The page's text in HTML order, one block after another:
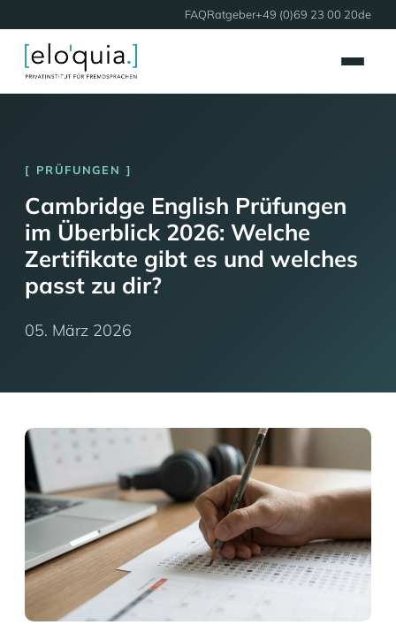
FAQRatgeber+49 (0)69 23 00 20de
PRÜFUNGEN
Cambridge English Prüfungen
im Überblick 2026: Welche
Zertifikate gibt es und welches
passt zu dir?
05. März 2026